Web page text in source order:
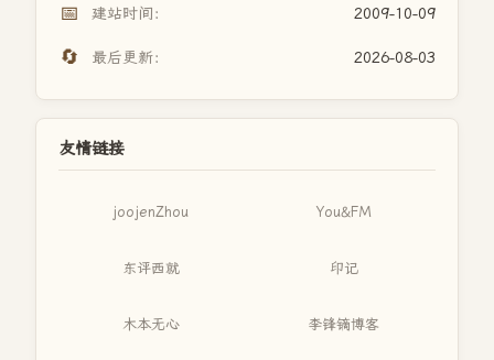
📅 建站时间： 2009-10-09
🔄 最后更新： 2026-08-03
友情链接
joojenZhou You&FM
东评西就 印记
木本无心 李锋镝博客